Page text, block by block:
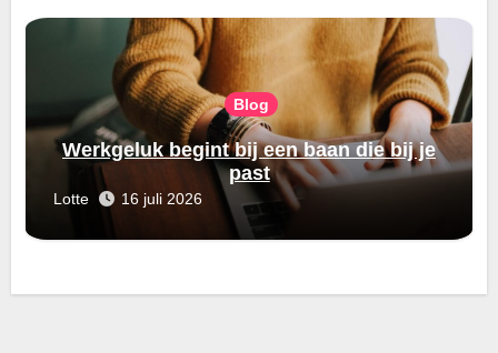
Blog
Werkgeluk begint bij een baan die bij je
past
Lotte 16 juli 2026